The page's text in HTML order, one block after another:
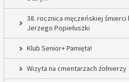
38. rocznica męczeńskiej śmierci
Jerzego Popiełuszki
Klub Senior+ Pamięta!
Wizyta na cmentarzach żołnierzy